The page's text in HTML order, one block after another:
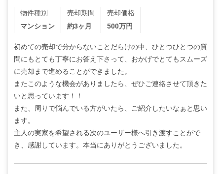
物件種別
マンション
売却期間
約3ヶ月
売却価格
500万円
初めての売却で分からないことだらけの中、ひとつひとつの質
問にもとても丁寧にお答え下さって、おかげでとてもスムーズ
に売却まで進めることができました。
またこのような機会がありましたら、ぜひご連絡させて頂きた
いと思っています！！
また、周りで悩んでいる方がいたら、ご紹介したいなぁと思い
ます。
主人の実家を希望される次のユーザー様へ引き渡すことがで
き、感謝しています。本当にありがとうございました。